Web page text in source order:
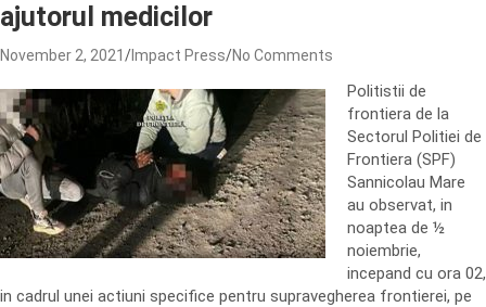
ajutorul medicilor
November 2, 2021 Impact Press No Comments
Politistii de
frontiera de la
Sectorul Politiei de
Frontiera (SPF)
Sannicolau Mare
au observat, in
noaptea de ½
noiembrie,
incepand cu ora 02,
in cadrul unei actiuni specifice pentru supravegherea frontierei, pe